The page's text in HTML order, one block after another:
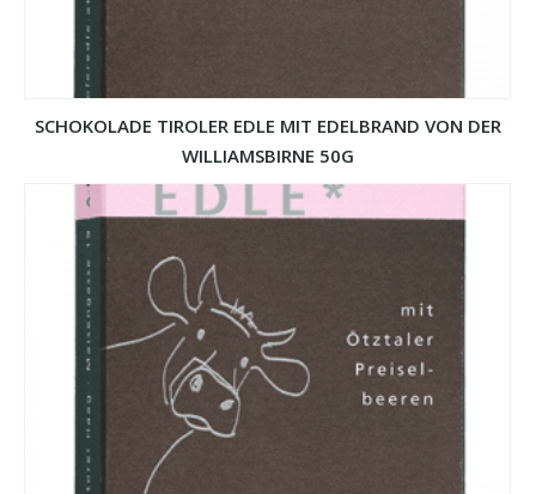
SCHOKOLADE TIROLER EDLE MIT EDELBRAND VON DER
WILLIAMSBIRNE 50G